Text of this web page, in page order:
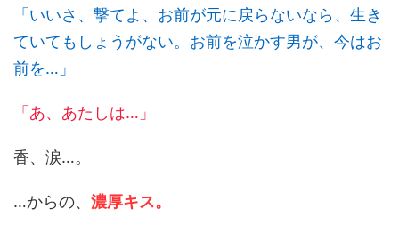
「いいさ、撃てよ、お前が元に戻らないなら、生き
ていてもしょうがない。お前を泣かす男が、今はお
前を…」
「あ、あたしは…」
香、涙…。
…からの、 濃厚キス。